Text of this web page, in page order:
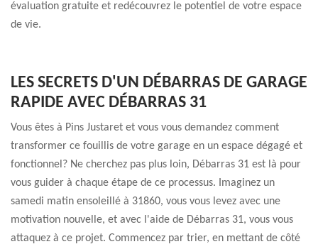
évaluation gratuite et redécouvrez le potentiel de votre espace
de vie.
LES SECRETS D'UN DÉBARRAS DE GARAGE
RAPIDE AVEC DÉBARRAS 31
Vous êtes à Pins Justaret et vous vous demandez comment
transformer ce fouillis de votre garage en un espace dégagé et
fonctionnel? Ne cherchez pas plus loin, Débarras 31 est là pour
vous guider à chaque étape de ce processus. Imaginez un
samedi matin ensoleillé à 31860, vous vous levez avec une
motivation nouvelle, et avec l'aide de Débarras 31, vous vous
attaquez à ce projet. Commencez par trier, en mettant de côté